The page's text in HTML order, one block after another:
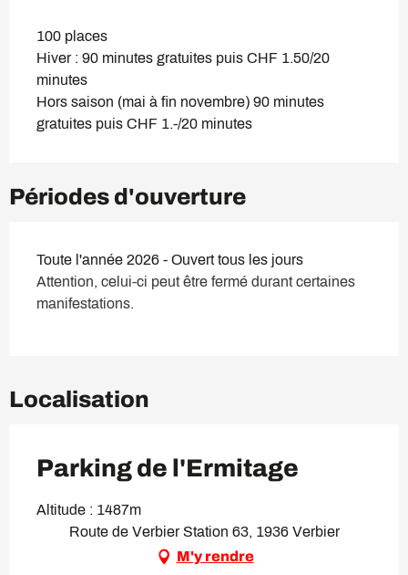
100 places
Hiver : 90 minutes gratuites puis CHF 1.50/20
minutes
Hors saison (mai à fin novembre) 90 minutes
gratuites puis CHF 1.-/20 minutes
Périodes d'ouverture
Toute l'année 2026 - Ouvert tous les jours
Attention, celui-ci peut être fermé durant certaines
manifestations.
Localisation
Parking de l'Ermitage
Altitude : 1487m
Route de Verbier Station 63, 1936 Verbier
M'y rendre